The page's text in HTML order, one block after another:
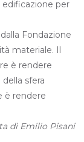
edificazione per
Fondazione
materiale. Il
è rendere
sfera
è rendere
di Emilio Pisani